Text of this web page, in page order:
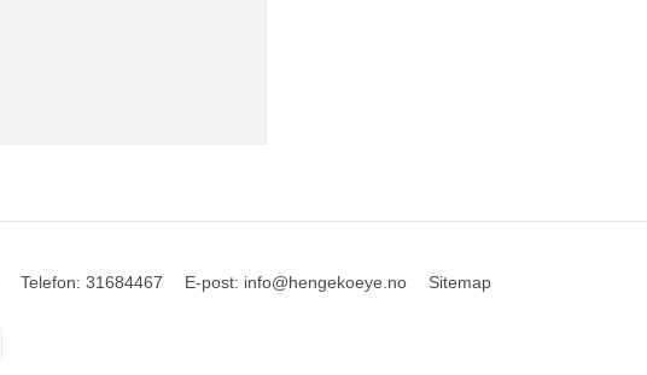
Telefon: 31684467 E-post: info@hengekoeye.no Sitemap